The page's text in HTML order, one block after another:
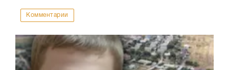
Комментарии